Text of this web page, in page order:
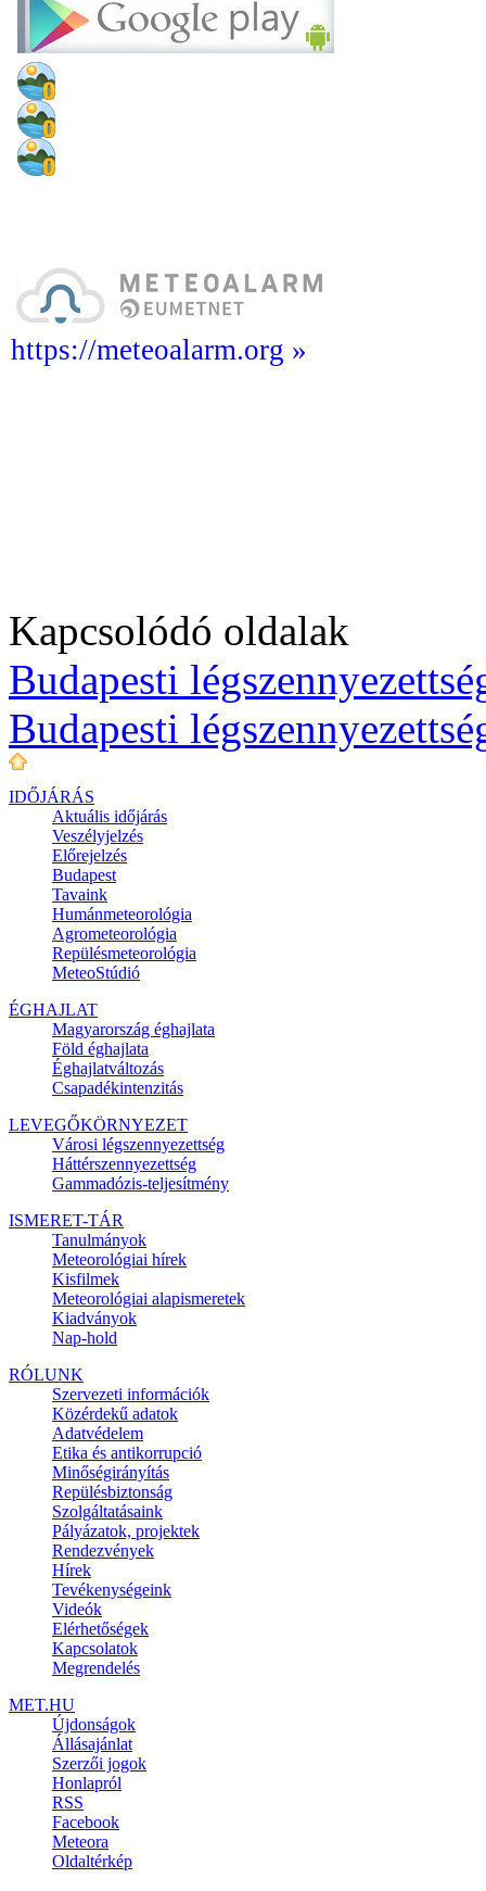
https://meteoalarm.org »
Kapcsolódó oldalak
Budapesti
Budapesti
IDŐJÁRÁS
Aktuális időjárás
Veszélyjelzés
Előrejelzés
Budapest
Tavaink
Humánmeteorológia
Agrometeorológia
Repülésmeteorológia
MeteoStúdió
ÉGHAJLAT
Magyarország éghajlata
Föld éghajlata
Éghajlatváltozás
Csapadékintenzitás
LEVEGŐKÖRNYEZET
Városi légszennyezettség
Háttérszennyezettség
Gammadózis-teljesítmény
ISMERET-TÁR
Tanulmányok
Meteorológiai hírek
Kisfilmek
Meteorológiai alapismeretek
Kiadványok
Nap-hold
RÓLUNK
Szervezeti információk
Közérdekű adatok
Adatvédelem
Etika és antikorrupció
Minőségirányítás
Repülésbiztonság
Szolgáltatásaink
Pályázatok, projektek
Rendezvények
Hírek
Tevékenységeink
Videók
Elérhetőségek
Kapcsolatok
Megrendelés
MET.HU
Újdonságok
Állásajánlat
Szerzői jogok
Honlapról
RSS
Facebook
Meteora
Oldaltérkép